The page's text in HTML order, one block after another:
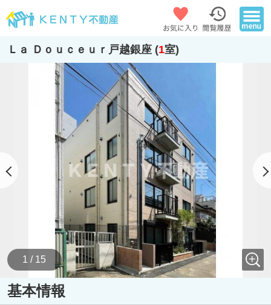
Ｌａ Ｄｏｕｃｅｕｒ戸越銀座 (1室)
1 / 15
基本情報